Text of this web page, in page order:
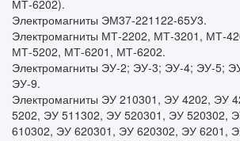
МТ-6202).
Электромагниты ЭМ37-221122-65У3.
Электромагниты МТ-2202, МТ-3201, МТ-
МТ-5202, МТ-6201, МТ-6202.
Электромагниты ЭУ-2; ЭУ-3; ЭУ-4; ЭУ-5;
ЭУ-9.
Электромагниты ЭУ 210301, ЭУ 4202, ЭУ
5202, ЭУ 511302, ЭУ 520301, ЭУ 520302,
610302, ЭУ 620301, ЭУ 620302, ЭУ 6201,